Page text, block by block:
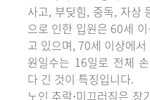
사고, 부딪힘, 중독, 자상
으로 인한 입원은 60세
고 있으며, 70세 이상에
원일수는 16일로 전체
다 긴 것이 특징입니다.
노인 추락⋅미끄러짐은 장